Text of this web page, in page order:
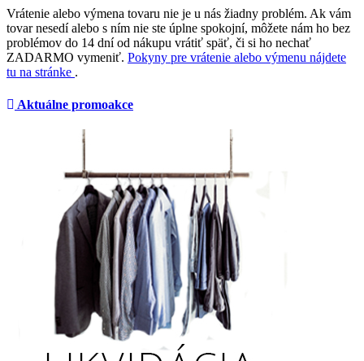
Vrátenie alebo výmena tovaru nie je u nás žiadny problém. Ak vám
tovar nesedí alebo s ním nie ste úplne spokojní, môžete nám ho bez
problémov do 14 dní od nákupu vrátiť späť, či si ho nechať
ZADARMO vymeniť. Pokyny pre vrátenie alebo výmenu nájdete
tu na stránke .
Aktuálne promoakce